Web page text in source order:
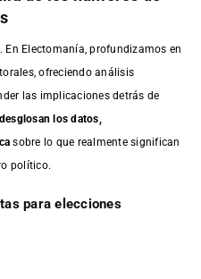
Electomanía, profundizamos en
ofreciendo análisis
las implicaciones detrás de
los datos,
sobre lo que realmente significan
político.
para elecciones